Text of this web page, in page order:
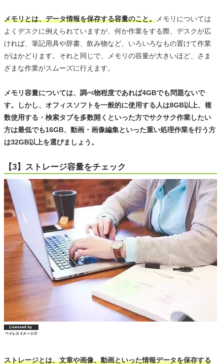
メモリとは、データ情報を保存する容量のこと。メモリについては
よくデスクに例えられていますが、何か作業をする際、デスクが広
ければ、筆記用具や辞書、飲み物など、いろいろなもの置けて作業
がはかどります。それと同じで、メモリの容量が大きいほど、さま
ざまな作業がスムーズに行えます。
メモリ容量については、調べ物程度であれば4GBでも問題ないで
す。しかし、オフィスソフトを一般的に使用する人は8GB以上、複
数使用する・検索タブを多数開くといった方でサクサク作業したい
方は最低でも16GB、動画・画像編集といった重い処理作業を行う方
は32GB以上を選びましょう。
【3】ストレージ容量をチェック
ストレージとは、文章や画像、動画といった情報データを保存する